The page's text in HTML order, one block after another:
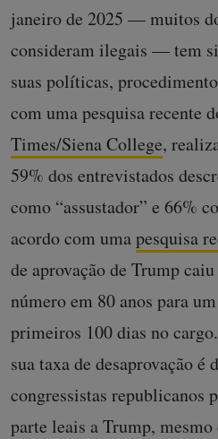
janeiro de 2025 — muitos
consideram ilegais — tem
suas políticas,
com uma pesquisa recente
Times/Siena College,
59% dos entrevistados
como “assustador” e 66%
acordo com umapesquisa
de aprovação de Trump
número em 80 anos para
primeiros 100 dias no
sua taxa de desaprovação é
congressistas republicanos
parte leais a Trump,